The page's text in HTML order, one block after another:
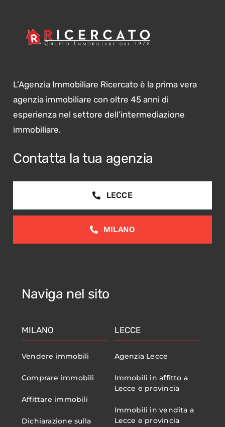
L’Agenzia Immobiliare Ricercato è la prima vera
agenzia immobiliare con oltre 45 anni di
esperienza nel settore dell’intermediazione
immobiliare.
Contatta la tua agenzia
LECCE
MILANO
Naviga nel sito
MILANO
Vendere immobili
Comprare immobili
Affittare immobili
Dichiarazione sulla
LECCE
Agenzia Lecce
Immobili in affitto a
Lecce e provincia
Immobili in vendita a
Lecce e provincia